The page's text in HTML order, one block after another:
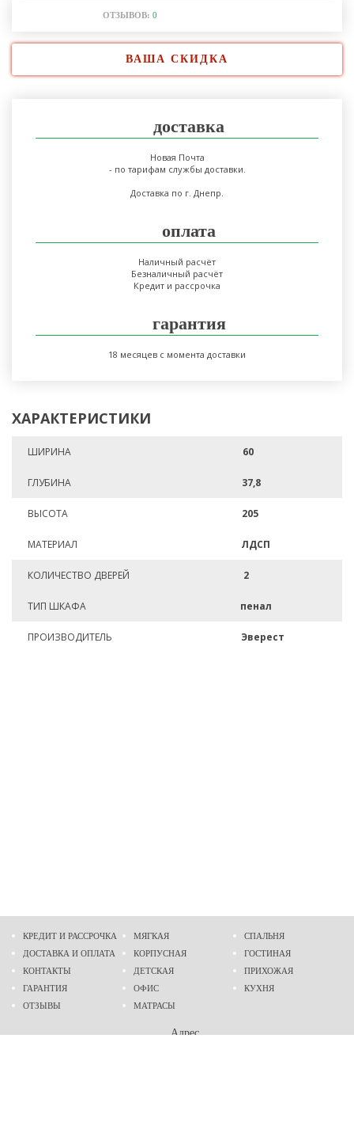
ОТЗЫВОВ: 0
ВАША СКИДКА
доставка
Новая Почта
- по тарифам службы доставки.
Доставка по г. Днепр.
оплата
Наличный расчёт
Безналичный расчёт
Кредит и рассрочка
гарантия
18 месяцев с момента доставки
ХАРАКТЕРИСТИКИ
ШИРИНА 60
ГЛУБИНА 37,8
ВЫСОТА 205
МАТЕРИАЛ ЛДСП
КОЛИЧЕСТВО ДВЕРЕЙ 2
ТИП ШКАФА пенал
ПРОИЗВОДИТЕЛЬ Эверест
КРЕДИТ И РАССРОЧКА
ДОСТАВКА И ОПЛАТА
КОНТАКТЫ
ГАРАНТИЯ
ОТЗЫВЫ
МЯГКАЯ
КОРПУСНАЯ
ДЕТСКАЯ
ОФИС
МАТРАСЫ
СПАЛЬНЯ
ГОСТИНАЯ
ПРИХОЖАЯ
КУХНЯ
Адрес